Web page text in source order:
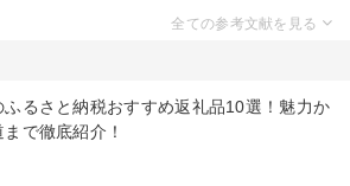
ふるさと納税おすすめ返礼品10選！魅力か
で徹底紹介！